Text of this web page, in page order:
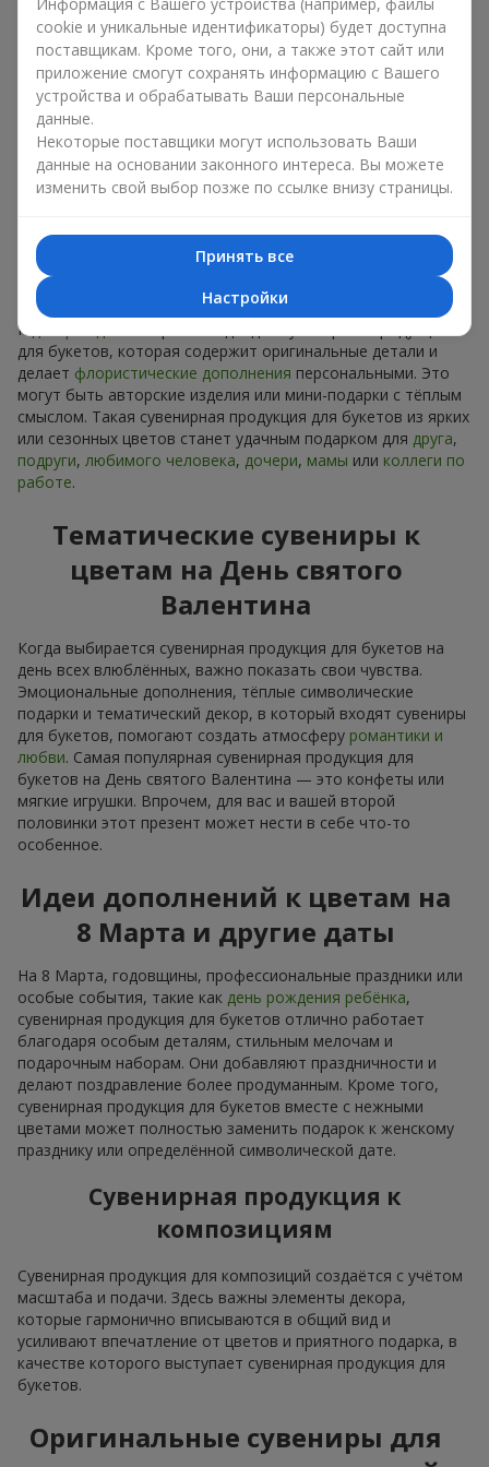
Сувениры к букетам на разные
праздники
Праздник задаёт настроение, а сувенирная продукция для
букетов его подчёркивает. Именно поэтому сувениры к
цветам часто выбирают с учётом даты и события. В нашем
ассортименте найдётся сувенирная продукция для букетов,
которая подойдёт к любому празднику и может быть
рассчитана на любой бюджет.
Сувенирная продукция к
букетам на День рождения
К
для букетов, которая содержит оригинальные детали и
делает флористические дополнения персональными. Это
могут быть авторские изделия или мини-подарки с тёплым
смыслом. Такая сувенирная продукция для букетов из ярких
или сезонных цветов станет удачным подарком для друга,
подруги, любимого человека, дочери, мамы или коллеги по
работе.
Тематические сувениры к
цветам на День святого
Валентина
Когда выбирается сувенирная продукция для букетов на
день всех влюблённых, важно показать свои чувства.
Эмоциональные дополнения, тёплые символические
подарки и тематический декор, в который входят сувениры
для букетов, помогают создать атмосферу романтики и
любви. Самая популярная сувенирная продукция для
букетов на День святого Валентина — это конфеты или
мягкие игрушки. Впрочем, для вас и вашей второй
половинки этот презент может нести в себе что-то
особенное.
Идеи дополнений к цветам на
8 Марта и другие даты
На 8 Марта, годовщины, профессиональные праздники или
особые события, такие как день рождения ребёнка,
сувенирная продукция для букетов отлично работает
благодаря особым деталям, стильным мелочам и
подарочным наборам. Они добавляют праздничности и
делают поздравление более продуманным. Кроме того,
сувенирная продукция для букетов вместе с нежными
цветами может полностью заменить подарок к женскому
празднику или определённой символической дате.
Сувенирная продукция к
композициям
Сувенирная продукция для композиций создаётся с учётом
масштаба и подачи. Здесь важны элементы декора,
которые гармонично вписываются в общий вид и
усиливают впечатление от цветов и приятного подарка, в
качестве которого выступает сувенирная продукция для
букетов.
Оригинальные сувениры для
cookie и уникальные идентификаторы) будет доступна
поставщикам. Кроме того, они, а также этот сайт или
приложение смогут сохранять информацию с Вашего
устройства и обрабатывать Ваши персональные
данные.
Некоторые поставщики могут использовать Ваши
данные на основании законного интереса. Вы можете
изменить свой выбор позже по ссылке внизу страницы.
Принять все
Настройки